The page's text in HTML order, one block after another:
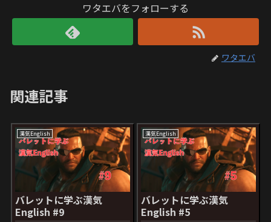
ワタエバをフォローする
ワタエバ
関連記事
漢気English
バレットに学ぶ漢気
English #9
漢気English
バレットに学ぶ漢気
English #5